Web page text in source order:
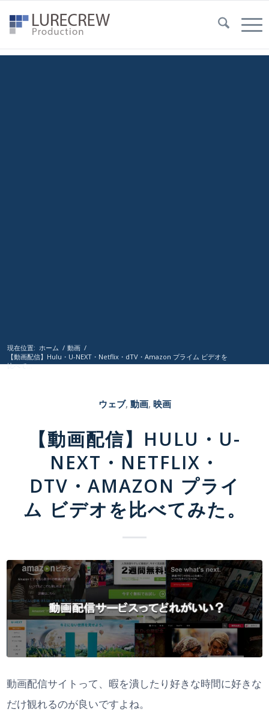
現在位置: ホーム / 動画 /
【動画配信】Hulu・U-NEXT・Netflix・dTV・Amazon プライム ビデオを
比べて...
ウェブ, 動画, 映画
【動画配信】HULU・U-
NEXT・NETFLIX・
DTV・AMAZON プライ
ム ビデオを比べてみた。
動画配信サイトって、暇を潰したり好きな時間に好きな
だけ観れるのが良いですよね。